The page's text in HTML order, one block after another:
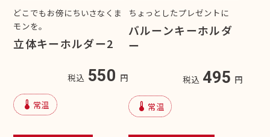
どこでもお傍にちいさなくま
モンを。
立体キーホルダー2
税込 550 円
device_thermostat 常温
ちょっとしたプレゼントに
バルーンキーホルダ
ー
税込 495 円
device_thermostat 常温